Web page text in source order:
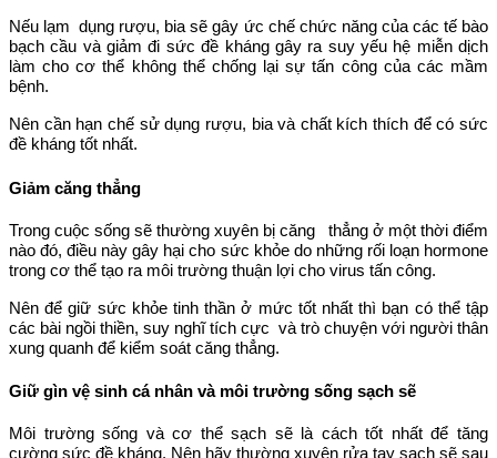
Nếu lạm dụng rượu, bia sẽ gây ức chế chức năng của các tế bào
bạch cầu và giảm đi sức đề kháng gây ra suy yếu hệ miễn dịch
làm cho cơ thể không thể chống lại sự tấn công của các mầm
bệnh.
Nên cần hạn chế sử dụng rượu, bia và chất kích thích để có sức
đề kháng tốt nhất.
Giảm căng thẳng
Trong cuộc sống sẽ thường xuyên bị căng thẳng ở một thời điểm
nào đó, điều này gây hại cho sức khỏe do những rối loạn hormone
trong cơ thể tạo ra môi trường thuận lợi cho virus tấn công.
Nên để giữ sức khỏe tinh thần ở mức tốt nhất thì bạn có thể tập
các bài ngồi thiền, suy nghĩ tích cực và trò chuyện với người thân
xung quanh để kiểm soát căng thẳng.
Giữ gìn vệ sinh cá nhân và môi trường sống sạch sẽ
Môi trường sống và cơ thể sạch sẽ là cách tốt nhất để tăng
cường sức đề kháng. Nên hãy thường xuyên rửa tay sạch sẽ sau